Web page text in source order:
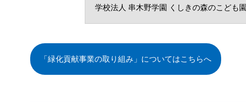
学校法人 串木野学園 くしきの森のこども園
「緑化貢献事業の取り組み」についてはこちらへ